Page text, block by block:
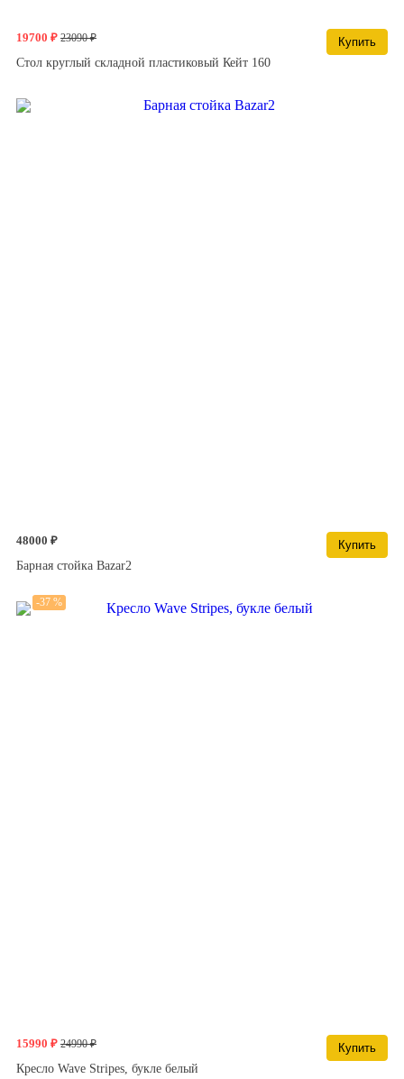
19700 ₽ 23090 ₽
Купить
Стол круглый складной пластиковый Кейт 160
48000 ₽
Купить
Барная стойка Bazar2
15990 ₽ 24990 ₽
-37 %
Купить
Кресло Wave Stripes, букле белый